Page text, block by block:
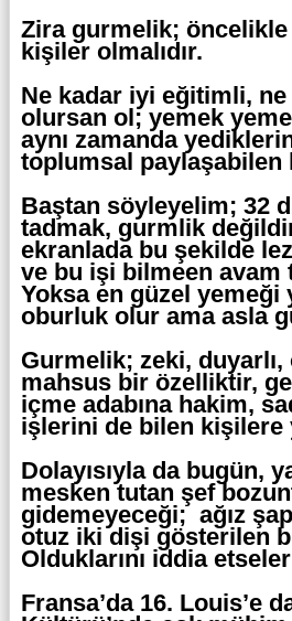
Zira gurmelik; öncelikle
kişiler olmalıdır.
Ne kadar iyi eğitimli,
olursan ol; yemek
aynı zamanda
toplumsal paylaşabilen
Baştan söyleyelim; 32
tadmak, gurmlik
ekranlada bu şekilde
ve bu işi bilmeen avam
Yoksa en güzel
oburluk olur ama asla
Gurmelik; zeki,
mahsus bir özelliktir,
içme adabına hakim,
işlerini de bilen kişilere
Dolayısıyla da bugün,
mesken tutan şef
gidemeyeceği; ağız
otuz iki dişi gösterilen
Olduklarını iddia
Fransa’da 16. Louis’e